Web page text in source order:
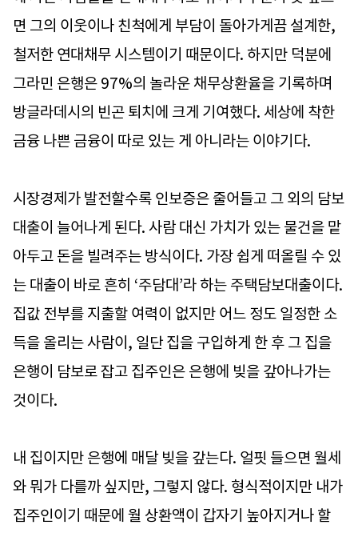
면 그의 이웃이나 친척에게 부담이 돌아가게끔 설계한,
철저한 연대채무 시스템이기 때문이다. 하지만 덕분에
그라민 은행은 97%의 놀라운 채무상환율을 기록하며
방글라데시의 빈곤 퇴치에 크게 기여했다. 세상에 착한
금융 나쁜 금융이 따로 있는 게 아니라는 이야기다.
시장경제가 발전할수록 인보증은 줄어들고 그 외의 담보
대출이 늘어나게 된다. 사람 대신 가치가 있는 물건을 맡
아두고 돈을 빌려주는 방식이다. 가장 쉽게 떠올릴 수 있
는 대출이 바로 흔히 ‘주담대’라 하는 주택담보대출이다.
집값 전부를 지출할 여력이 없지만 어느 정도 일정한 소
득을 올리는 사람이, 일단 집을 구입하게 한 후 그 집을
은행이 담보로 잡고 집주인은 은행에 빚을 갚아나가는
것이다.
내 집이지만 은행에 매달 빚을 갚는다. 얼핏 들으면 월세
와 뭐가 다를까 싶지만, 그렇지 않다. 형식적이지만 내가
집주인이기 때문에 월 상환액이 갑자기 높아지거나 할